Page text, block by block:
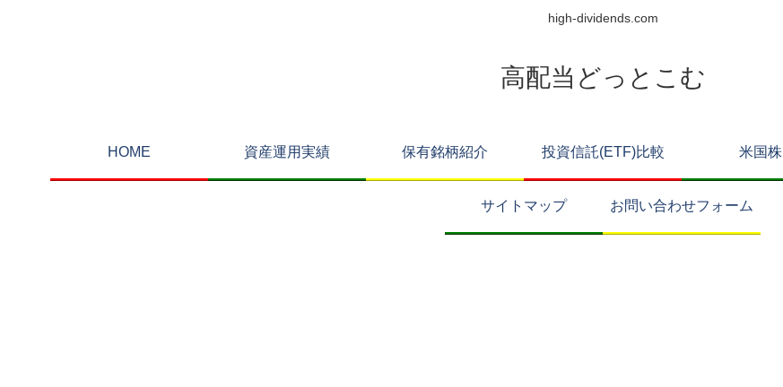
high-dividends.com
高配当どっとこむ
HOME 資産運用実績 保有銘柄紹介 投資信託(ETF)比較 米国株
サイトマップ お問い合わせフォーム